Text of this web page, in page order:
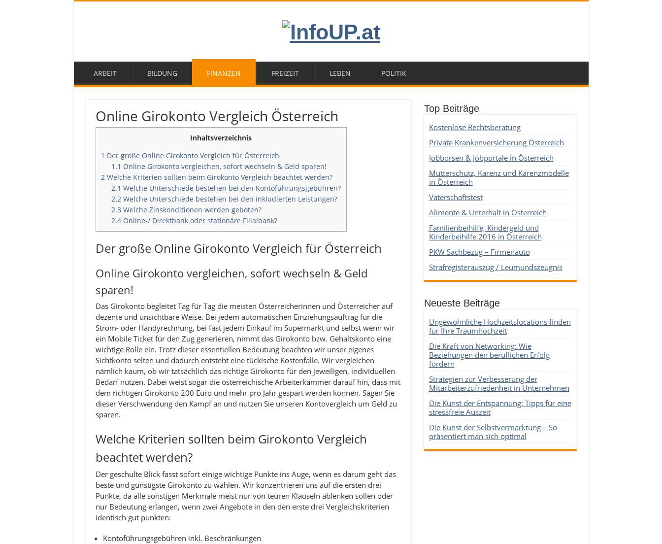
ARBEIT BILDUNG FINANZEN FREIZEIT LEBEN POLITIK
Online Girokonto Vergleich Österreich
Inhaltsverzeichnis
1 Der große Online Girokonto Vergleich für Österreich
1.1 Online Girokonto vergleichen, sofort wechseln & Geld sparen!
2Welche Kriterien sollten beim Girokonto Vergleich beachtet werden?
2.1 Welche Unterschiede bestehen bei den Kontoführungsgebühren?
2.2Welche Unterschiede bestehen bei den inkludierten Leistungen?
2.3 Welche Zinskonditionen werden geboten?
2.4Online-/ Direktbank oder stationäre Filialbank?
Der große Online Girokonto Vergleich für Österreich
Online Girokonto vergleichen, sofort wechseln & Geld
sparen!
Das Girokonto begleitet Tag für Tag die meisten Österreicherinnen und Österreicher auf
dezente und unsichtbare Weise. Bei jedem automatischen Einziehungsauftrag für die
Strom- oder Handyrechnung, bei fast jedem Einkauf im Supermarkt und selbst wenn wir
ein Mobile Ticket für den Zug generieren, nimmt das Girokonto bzw. Gehaltskonto eine
wichtige Rolle ein. Trotz dieser essentiellen Bedeutung beachten wir unser eigenes
Sichtkonto selten und dadurch entsteht eine tückische Kostenfalle. Wir vergleichen
nämlich kaum, ob wir tatsächlich das richtige Girokonto für den jeweiligen, individuellen
Bedarf nutzen. Dabei weist sogar die österreichische Arbeiterkammer darauf hin, dass mit
dem richtigen Girokonto 200 Euro und mehr pro Jahr gespart werden können. Sagen Sie
dieser Verschwendung den Kampf an und nutzen Sie unseren Kontovergleich um Geld zu
sparen.
Welche Kriterien sollten beim Girokonto Vergleich
beachtet werden?
Der geschulte Blick fasst sofort einige wichtige Punkte ins Auge, wenn es darum geht das
beste und günstigste Girokonto zu wählen. Wir konzentrieren uns auf die ersten drei
Punkte, da alle sonstigen Merkmale meist nur von teuren Klauseln ablenken sollen oder
nur Bedeutung erlangen, wenn zwei Angebote in den den erste drei Vergleichskriterien
identisch gut punkten:
Kontoführungsgebühren inkl. Beschränkungen
Top Beiträge
Kostenlose Rechtsberatung
Private Krankenversicherung Österreich
Jobbörsen & Jobportale in Österreich
Mutterschutz, Karenz und Karenzmodelle
in Österreich
Vaterschaftstest
Alimente & Unterhalt in Österreich
Familienbeihilfe, Kindergeld und
Kinderbeihilfe 2016 in Österreich
PKW Sachbezug – Firmenauto
Strafregisterauszug / Leumundszeugnis
Neueste Beiträge
Ungewöhnliche Hochzeitslocations finden
für Ihre Traumhochzeit
Die Kraft von Networking: Wie
Beziehungen den beruflichen Erfolg
fördern
Strategien zur Verbesserung der
Mitarbeiterzufriedenheit in Unternehmen
Die Kunst der Entspannung: Tipps für eine
stressfreie Auszeit
Die Kunst der Selbstvermarktung – So
präsentiert man sich optimal